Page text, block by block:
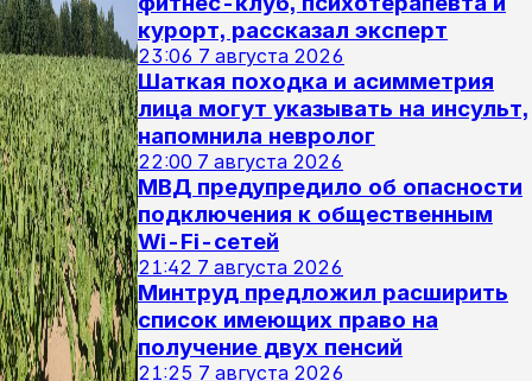
курорт, рассказал эксперт
23:06 7 августа 2026
Шаткая походка и асимметрия
лица могут указывать на инсульт,
напомнила невролог
22:00 7 августа 2026
МВД предупредило об опасности
подключения к общественным
Wi-Fi-сетей
21:42 7 августа 2026
Минтруд предложил расширить
список имеющих право на
получение двух пенсий
21:25 7 августа 2026